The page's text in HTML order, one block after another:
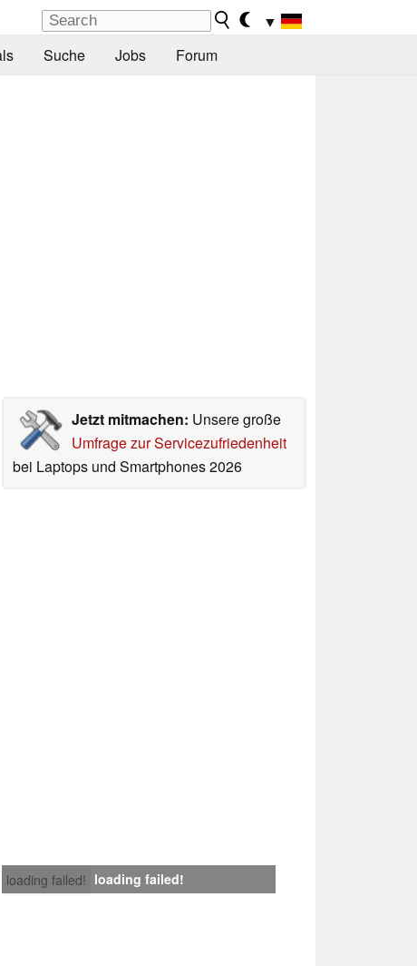
▼
Suche Jobs Forum
Jetzt mitmachen: Unsere große
Umfrage zur Servicezufriedenheit
bei Laptops und Smartphones 2026
loading failed! loading failed!